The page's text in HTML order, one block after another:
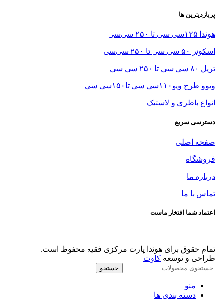
پربازدیترین ها
هوندا ۱۲۵سی سی تا ۲۵۰ سی‌سی
اسکوتر ۵۰ سی سی تا ۲۵۰ سی‌سی
تریل ۸۰ سی سی تا ۲۵۰ سی سی
ویوو طرح ویو۱۱۰سی سی تا۱۵۰سی سی
انواع باطری و لاستیک
دسترسی سریع
صفحه اصلی
فروشگاه
درباره ما
تماس با ما
اعتماد شما افتخار ماست
تمام حقوق برای هوندا پارت مرکزی فقیه محفوظ است.
طراحی و توسعه کاوت
جستجو
منو
دسته بندی ها